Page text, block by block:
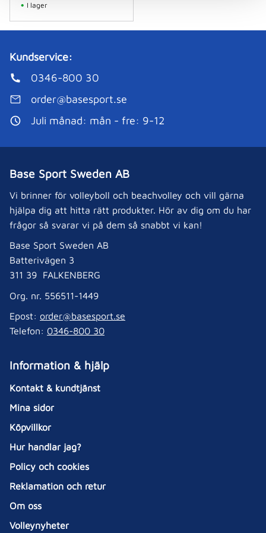
I lager
Kundservice:
0346-800 30
order@basesport.se
Juli månad: mån - fre: 9-12
Base Sport Sweden AB
Vi brinner för volleyboll och beachvolley och vill gärna
hjälpa dig att hitta rätt produkter. Hör av dig om du har
frågor så svarar vi på dem så snabbt vi kan!
Base Sport Sweden AB
Batterivägen 3
311 39 FALKENBERG
Org. nr. 556511-1449
Epost: order@basesport.se
Telefon: 0346-800 30
Information & hjälp
Kontakt & kundtjänst
Mina sidor
Köpvillkor
Hur handlar jag?
Policy och cookies
Reklamation och retur
Om oss
Volleynyheter